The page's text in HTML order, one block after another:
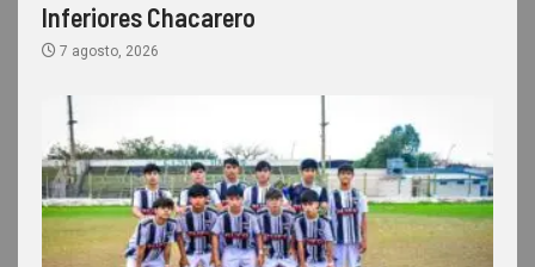
Inferiores Chacarero
7 agosto, 2026